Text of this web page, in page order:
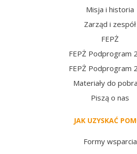
JAK UZYSKAĆ
Formy wsparcia
Misja i historia
Zarząd i zespół
FEPŻ
FEPŻ Podprogram
FEPŻ Podprogram
Materiały do
Piszą o nas